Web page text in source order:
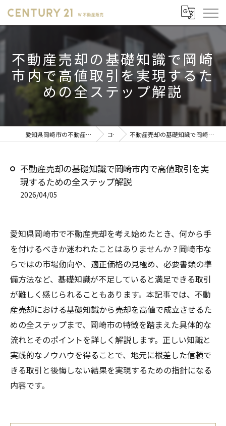
不動産売却の基礎知識で岡崎
市内で高値取引を実現するた
めの全ステップ解説
愛知県岡崎市の不動産売却ならセンチュリー21 W不動産販売 コラム 不動産売却の基礎知識で岡崎市内で高値取引を実現するための全ステップ解説
不動産売却の基礎知識で岡崎市内で高値取引を実
現するための全ステップ解説
2026/04/05
愛知県岡崎市で不動産売却を考え始めたとき、何から手
を付けるべきか迷われたことはありませんか？岡崎市な
らではの市場動向や、適正価格の見極め、必要書類の準
備方法など、基礎知識が不足していると満足できる取引
が難しく感じられることもあります。本記事では、不動
産売却における基礎知識から売却を高値で成立させるた
めの全ステップまで、岡崎市の特徴を踏まえた具体的な
流れとそのポイントを詳しく解説します。正しい知識と
実践的なノウハウを得ることで、地元に根差した信頼で
きる取引と後悔しない結果を実現するための指針になる
内容です。